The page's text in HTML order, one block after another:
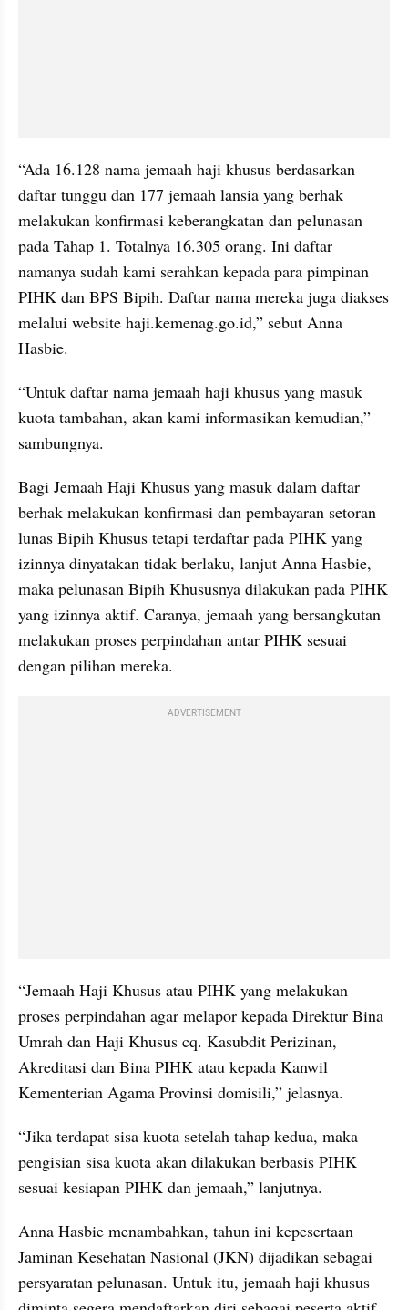
“Ada 16.128 nama jemaah haji khusus berdasarkan
daftar tunggu dan 177 jemaah lansia yang berhak
melakukan konfirmasi keberangkatan dan pelunasan
pada Tahap 1. Totalnya 16.305 orang. Ini daftar
namanya sudah kami serahkan kepada para pimpinan
PIHK dan BPS Bipih. Daftar nama mereka juga diakses
melalui website haji.kemenag.go.id,” sebut Anna
Hasbie.
“Untuk daftar nama jemaah haji khusus yang masuk
kuota tambahan, akan kami informasikan kemudian,”
sambungnya.
Bagi Jemaah Haji Khusus yang masuk dalam daftar
berhak melakukan konfirmasi dan pembayaran setoran
lunas Bipih Khusus tetapi terdaftar pada PIHK yang
izinnya dinyatakan tidak berlaku, lanjut Anna Hasbie,
maka pelunasan Bipih Khususnya dilakukan pada PIHK
yang izinnya aktif. Caranya, jemaah yang bersangkutan
melakukan proses perpindahan antar PIHK sesuai
dengan pilihan mereka.
ADVERTISEMENT
“Jemaah Haji Khusus atau PIHK yang melakukan
proses perpindahan agar melapor kepada Direktur Bina
Umrah dan Haji Khusus cq. Kasubdit Perizinan,
Akreditasi dan Bina PIHK atau kepada Kanwil
Kementerian Agama Provinsi domisili,” jelasnya.
“Jika terdapat sisa kuota setelah tahap kedua, maka
pengisian sisa kuota akan dilakukan berbasis PIHK
sesuai kesiapan PIHK dan jemaah,” lanjutnya.
Anna Hasbie menambahkan, tahun ini kepesertaan
Jaminan Kesehatan Nasional (JKN) dijadikan sebagai
persyaratan pelunasan. Untuk itu, jemaah haji khusus